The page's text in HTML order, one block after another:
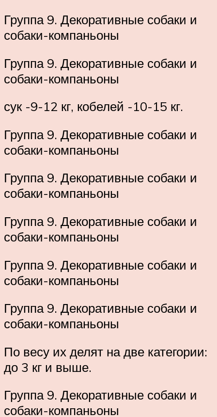
Группа 9. Декоративные собаки и
собаки-компаньоны
Группа 9. Декоративные собаки и
собаки-компаньоны
сук -9-12 кг, кобелей -10-15 кг.
Группа 9. Декоративные собаки и
собаки-компаньоны
Группа 9. Декоративные собаки и
собаки-компаньоны
Группа 9. Декоративные собаки и
собаки-компаньоны
Группа 9. Декоративные собаки и
собаки-компаньоны
Группа 9. Декоративные собаки и
собаки-компаньоны
По весу их делят на две категории:
до 3 кг и выше.
Группа 9. Декоративные собаки и
собаки-компаньоны